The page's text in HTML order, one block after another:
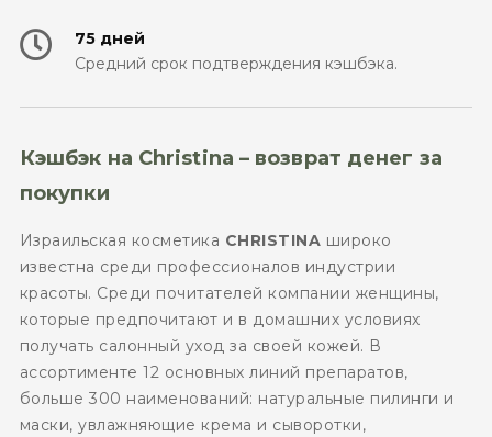
75 дней
Средний срок подтверждения кэшбэка.
Кэшбэк на Christina – возврат денег за
покупки
Израильская косметика CHRISTINA широко
известна среди профессионалов индустрии
красоты. Среди почитателей компании женщины,
которые предпочитают и в домашних условиях
получать салонный уход за своей кожей. В
ассортименте 12 основных линий препаратов,
больше 300 наименований: натуральные пилинги и
маски, увлажняющие крема и сыворотки,